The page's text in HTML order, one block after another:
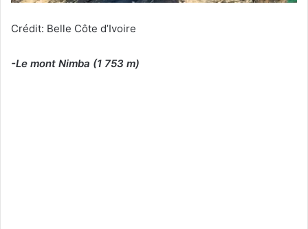
Crédit: Belle Côte d’Ivoire
-Le mont Nimba (1 753 m)